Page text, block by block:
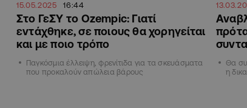
15.05.2025 16:44
Στο ΓεΣΥ το Ozempic: Γιατί
εντάχθηκε, σε ποιους θα χορηγείται
και με ποιο τρόπο
Παγκόσμια έλλειψη, φρενίτιδα για τα σκευάσματα
που προκαλούν απώλεια βάρους
Θα
η